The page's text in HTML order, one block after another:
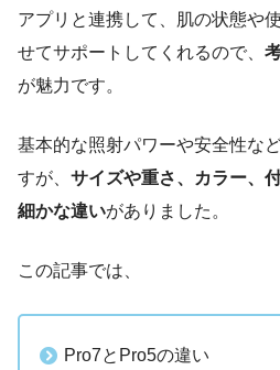
アプリと連携して、肌の状態や
せてサポートしてくれるので、
が魅力です。
基本的な照射パワーや安全性な
すが、 サイズや重さ、カラー、
細かな違いがありました。
この記事では、
Pro7とPro5の違い